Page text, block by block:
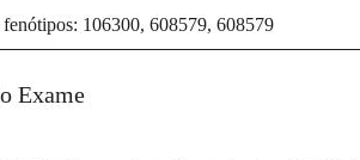
106300, 608579, 608579
Exame